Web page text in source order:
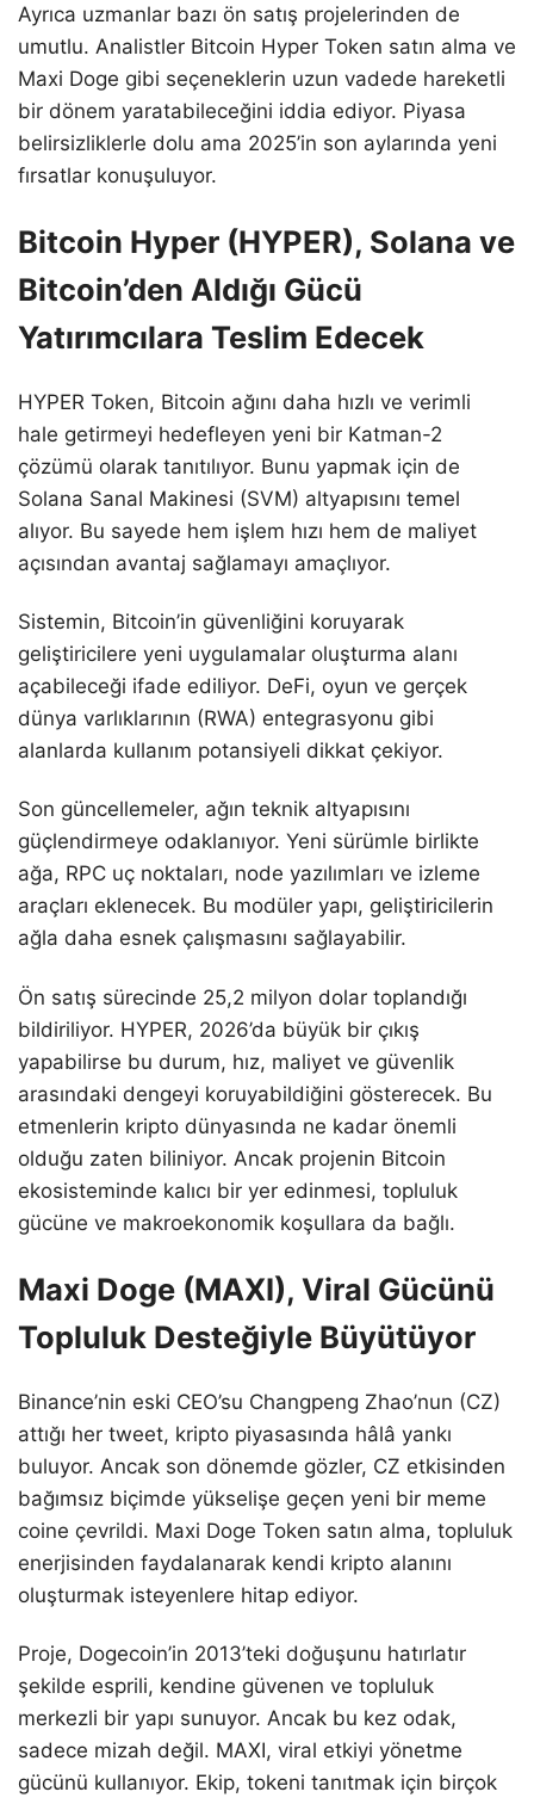
Ayrıca uzmanlar bazı ön satış projelerinden de
umutlu. Analistler Bitcoin Hyper Token satın alma ve
Maxi Doge gibi seçeneklerin uzun vadede hareketli
bir dönem yaratabileceğini iddia ediyor. Piyasa
belirsizliklerle dolu ama 2025’in son aylarında yeni
fırsatlar konuşuluyor.
Bitcoin Hyper (HYPER), Solana ve
Bitcoin’den Aldığı Gücü
Yatırımcılara Teslim Edecek
HYPER Token, Bitcoin ağını daha hızlı ve verimli
hale getirmeyi hedefleyen yeni bir Katman-2
çözümü olarak tanıtılıyor. Bunu yapmak için de
Solana Sanal Makinesi (SVM) altyapısını temel
alıyor. Bu sayede hem işlem hızı hem de maliyet
açısından avantaj sağlamayı amaçlıyor.
Sistemin, Bitcoin’in güvenliğini koruyarak
geliştiricilere yeni uygulamalar oluşturma alanı
açabileceği ifade ediliyor. DeFi, oyun ve gerçek
dünya varlıklarının (RWA) entegrasyonu gibi
alanlarda kullanım potansiyeli dikkat çekiyor.
Son güncellemeler, ağın teknik altyapısını
güçlendirmeye odaklanıyor. Yeni sürümle birlikte
ağa, RPC uç noktaları, node yazılımları ve izleme
araçları eklenecek. Bu modüler yapı, geliştiricilerin
ağla daha esnek çalışmasını sağlayabilir.
Ön satış sürecinde 25,2 milyon dolar toplandığı
bildiriliyor. HYPER, 2026’da büyük bir çıkış
yapabilirse bu durum, hız, maliyet ve güvenlik
arasındaki dengeyi koruyabildiğini gösterecek. Bu
etmenlerin kripto dünyasında ne kadar önemli
olduğu zaten biliniyor. Ancak projenin Bitcoin
ekosisteminde kalıcı bir yer edinmesi, topluluk
gücüne ve makroekonomik koşullara da bağlı.
Maxi Doge (MAXI), Viral Gücünü
Topluluk Desteğiyle Büyütüyor
Binance’nin eski CEO’su Changpeng Zhao’nun (CZ)
attığı her tweet, kripto piyasasında hâlâ yankı
buluyor. Ancak son dönemde gözler, CZ etkisinden
bağımsız biçimde yükselişe geçen yeni bir meme
coine çevrildi. Maxi Doge Token satın alma, topluluk
enerjisinden faydalanarak kendi kripto alanını
oluşturmak isteyenlere hitap ediyor.
Proje, Dogecoin’in 2013’teki doğuşunu hatırlatır
şekilde esprili, kendine güvenen ve topluluk
merkezli bir yapı sunuyor. Ancak bu kez odak,
sadece mizah değil. MAXI, viral etkiyi yönetme
gücünü kullanıyor. Ekip, tokeni tanıtmak için birçok